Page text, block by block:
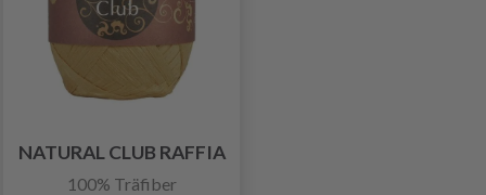
NATURAL CLUB RAFFIA
100% Träfiber